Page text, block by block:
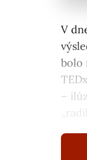
V
bolo
–